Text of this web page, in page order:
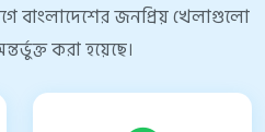
বাংলাদেশের জনপ্রিয় খেলাগুলো
করা হয়েছে।